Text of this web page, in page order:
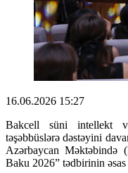
16.06.2026 15:27
Bakcell süni intellekt
təşəbbüslərə dəstəyini
Azərbaycan
Baku 2026” tədbirinin əsas